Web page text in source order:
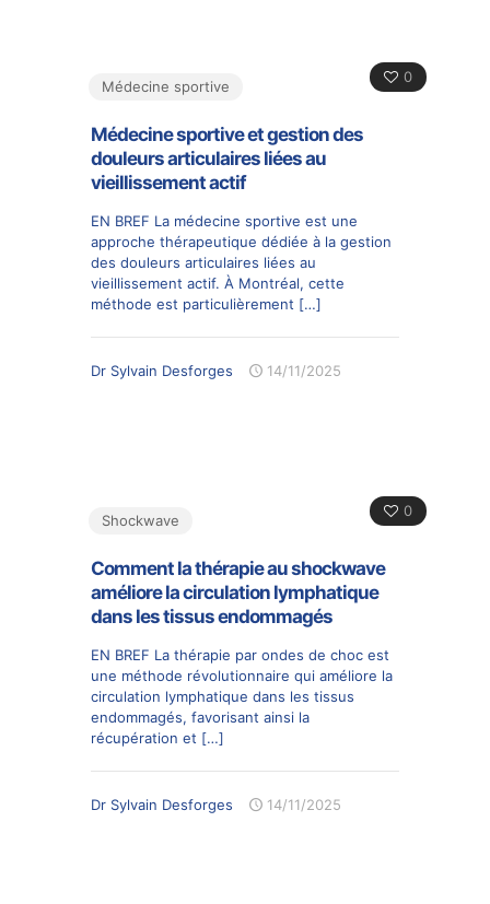
0
Médecine sportive
Médecine sportive et gestion des
douleurs articulaires liées au
vieillissement actif
EN BREF La médecine sportive est une
approche thérapeutique dédiée à la gestion
des douleurs articulaires liées au
vieillissement actif. À Montréal, cette
méthode est particulièrement […]
Dr Sylvain Desforges 14/11/2025
0
Shockwave
Comment la thérapie au shockwave
améliore la circulation lymphatique
dans les tissus endommagés
EN BREF La thérapie par ondes de choc est
une méthode révolutionnaire qui améliore la
circulation lymphatique dans les tissus
endommagés, favorisant ainsi la
récupération et […]
Dr Sylvain Desforges 14/11/2025